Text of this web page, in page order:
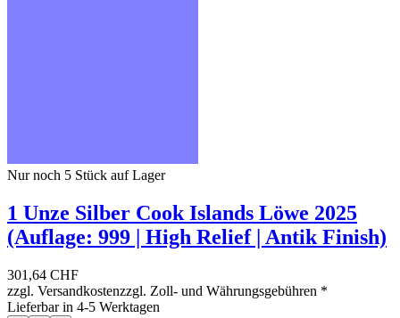
Nur noch 5 Stück auf Lager
1 Unze Silber Cook Islands Löwe 2025
(Auflage: 999 | High Relief | Antik Finish)
301,64 CHF
zzgl. Versandkostenzzgl. Zoll- und Währungsgebühren *
Lieferbar in 4-5 Werktagen